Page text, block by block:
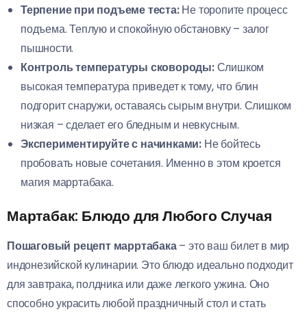
Терпение при подъеме теста:Не торопите процесс
подъема. Теплую и спокойную обстановку – залог
пышности.
Контроль температуры сковороды:Слишком
высокая температура приведет к тому, что блин
подгорит снаружи, оставаясь сырым внутри. Слишком
низкая – сделает его бледным и невкусным.
Экспериментируйте с начинками: Не бойтесь
пробовать новые сочетания. Именно в этом кроется
магия марртабака.
Мартабак: Блюдо для Любого Случая
Пошаговый рецепт марртабака– это ваш билет в мир
индонезийской кулинарии. Это блюдо идеально подходит
для завтрака, полдника или даже легкого ужина. Оно
способно украсить любой праздничный стол и стать